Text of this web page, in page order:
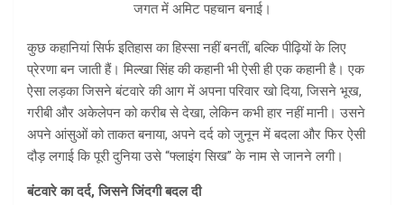
जगत में अमिट पहचान बनाई।
कुछ कहानियां सिर्फ इतिहास का हिस्सा नहीं बनतीं, बल्कि पीढ़ियों के लिए
प्रेरणा बन जाती हैं। मिल्खा सिंह की कहानी भी ऐसी ही एक कहानी है। एक
ऐसा लड़का जिसने बंटवारे की आग में अपना परिवार खो दिया, जिसने भूख,
गरीबी और अकेलेपन को करीब से देखा, लेकिन कभी हार नहीं मानी। उसने
अपने आंसुओं को ताकत बनाया, अपने दर्द को जुनून में बदला और फिर ऐसी
दौड़ लगाई कि पूरी दुनिया उसे “फ्लाइंग सिख” के नाम से जानने लगी।
बंटवारे का दर्द,जिसने जिंदगी बदल दी